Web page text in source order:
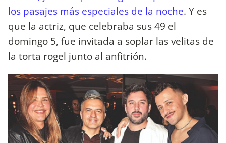
los pasajes más especiales de la noche. Y es
que la actriz, que celebraba sus 49 el
domingo 5, fue invitada a soplar las velitas de
la torta rogel junto al anfitrión.